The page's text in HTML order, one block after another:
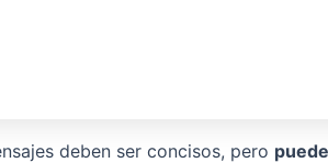
deben ser concisos, pero